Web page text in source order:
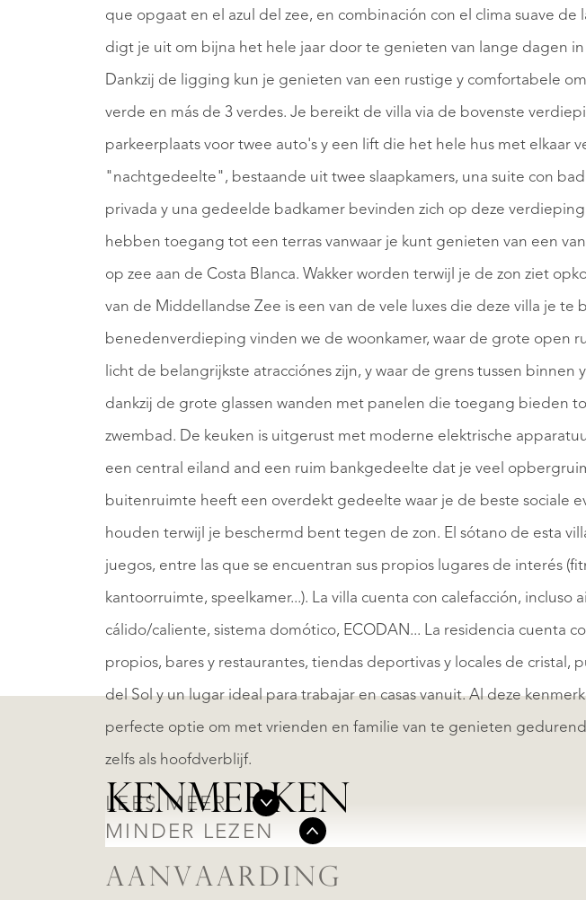
que opgaat en el azul del zee, en combinación con el clima suave de
digt je uit om bijna het hele jaar door te genieten van lange dagen
Dankzij de ligging kun je genieten van een rustige y comfortabele
verde en más de 3 verdes. Je bereikt de villa via de bovenste
parkeerplaats voor twee auto's y een lift die het hele hus met elkaar
"nachtgedeelte", bestaande uit twee slaapkamers, una suite con
privada y una gedeelde badkamer bevinden zich op deze
hebben toegang tot een terras vanwaar je kunt genieten van een
op zee aan de Costa Blanca. Wakker worden terwijl je de zon ziet
van de Middellandse Zee is een van de vele luxes die deze villa je te
benedenverdieping vinden we de woonkamer, waar de grote open
licht de belangrijkste atracciónes zijn, y waar de grens tussen binnen
dankzij de grote glassen wanden met panelen die toegang bieden
zwembad. De keuken is uitgerust met moderne elektrische
een central eiland and een ruim bankgedeelte dat je veel
buitenruimte heeft een overdekt gedeelte waar je de beste sociale
houden terwijl je beschermd bent tegen de zon. El sótano de esta
juegos, entre las que se encuentran sus propios lugares de interés
kantoorruimte, speelkamer...). La villa cuenta con calefacción, incluso
cálido/caliente, sistema domótico, ECODAN... La residencia cuenta
propios, bares y restaurantes, tiendas deportivas y locales de cristal,
del Sol y un lugar ideal para trabajar en casas vanuit. Al deze
perfecte optie om met vrienden en familie van te genieten
zelfs als hoofdverblijf.
LEES MEER
MINDER LEZEN
KENMERKEN
AANVAARDING